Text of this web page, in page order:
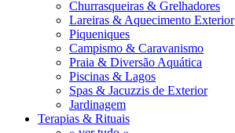
Churrasqueiras & Grelhadores
Lareiras & Aquecimento Exterior
Piqueniques
Campismo & Caravanismo
Praia & Diversão Aquática
Piscinas & Lagos
Spas & Jacuzzis de Exterior
Jardinagem
Terapias & Rituais